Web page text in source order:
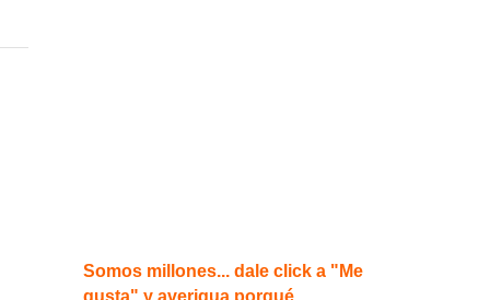
Somos millones... dale click a "Me
gusta" y averigua porqué